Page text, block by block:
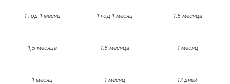
1 год 1 месяц 1 год 1 месяц 1,5 месяца
1,5 месяца 1,5 месяца 1 месяц
1 месяц 1 месяц 17 дней